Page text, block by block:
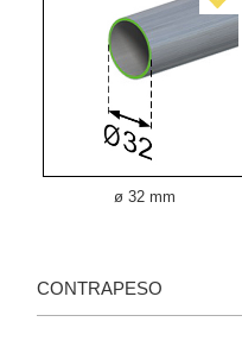
ø 32 mm
CONTRAPESO